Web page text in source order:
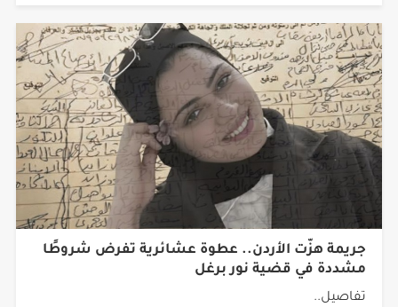
جريمة هزّت الأردن.. عطوة عشائرية تفرض شروطًا
مشددة في قضية نور برغل
تفاصيل..